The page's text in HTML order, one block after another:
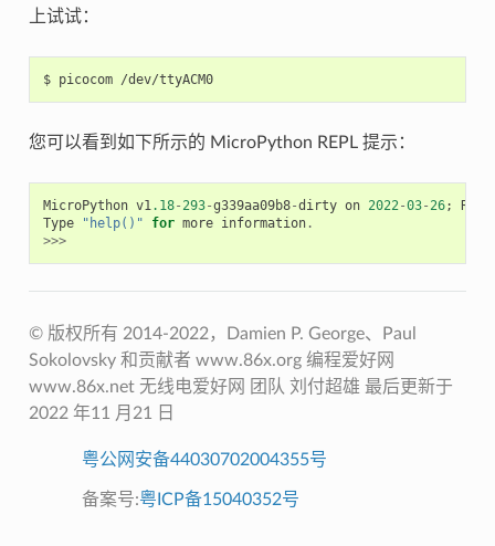
上试试：
$ picocom /dev/ttyACM0
您可以看到如下所示的 MicroPython REPL 提示：
MicroPython v1 .18- 293-g339aa09b8-dirty on 2022 -03- 26;
Type
"help()" for more information.
>>>
© 版权所有 2014-2022，D​​amien P. George、Paul
Sokolovsky 和贡献者 www.86x.org 编程爱好网
www.86x.net 无线电爱好网 团队 刘付超雄 最后更新于
2022 年11 月21 日
粤公网安备44030702004355号
备案号:粤ICP备15040352号